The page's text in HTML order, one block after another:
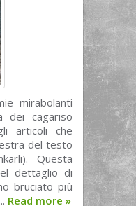
mirabolanti
dei cagariso
articoli che
del testo
Questa
dettaglio di
bruciato più
Read more »